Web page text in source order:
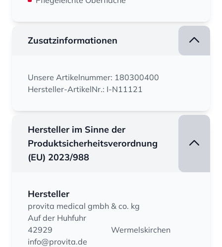
Zusatzinformationen
Unsere Artikelnummer: 180300400
Hersteller-ArtikelNr.: I-N11121
Hersteller im Sinne der
Produktsicherheitsverordnung
(EU) 2023/988
Hersteller
provita medical gmbh & co. kg
Auf der Huhfuhr
42929
Wermelskirchen
info@provita.de